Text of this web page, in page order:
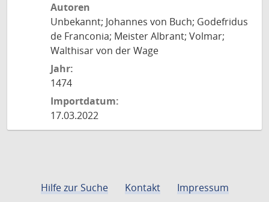
Autoren
Unbekannt; Johannes von Buch; Godefridus
de Franconia; Meister Albrant; Volmar;
Walthisar von der Wage
Jahr:
1474
Importdatum:
17.03.2022
Hilfe zur Suche Kontakt
Impressum